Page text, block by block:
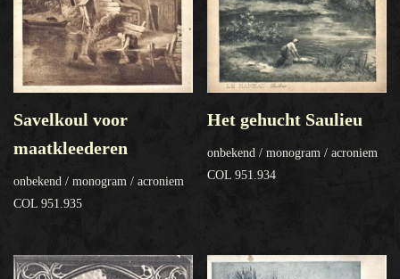
Savelkoul voor
maatkleederen
onbekend / monogram / acroniem
COL 951.935
Het gehucht Saulieu
onbekend / monogram / acroniem
COL 951.934